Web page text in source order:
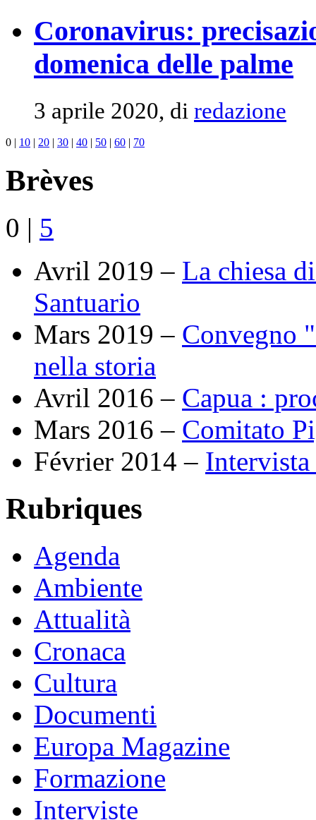
Coronavirus:
domenica delle palme
3 aprile 2020, di redazione
0 | 10 | 20 | 30 | 40 | 50 | 60 | 70
Brèves
0 | 5
Avril 2019 – La chiesa
Santuario
Mars 2019 – Convegno
nella storia
Avril 2016 – Capua :
Mars 2016 – Comitato
Février 2014 –
Rubriques
Agenda
Ambiente
Attualità
Cronaca
Cultura
Documenti
Europa Magazine
Formazione
Interviste